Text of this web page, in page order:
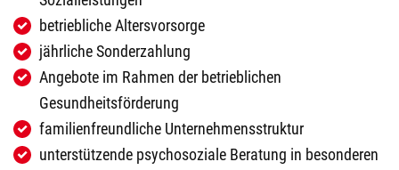
betriebliche Altersvorsorge
jährliche Sonderzahlung
Angebote im Rahmen der betrieblichen
Gesundheitsförderung
familienfreundliche Unternehmensstruktur
unterstützende psychosoziale Beratung in besonderen